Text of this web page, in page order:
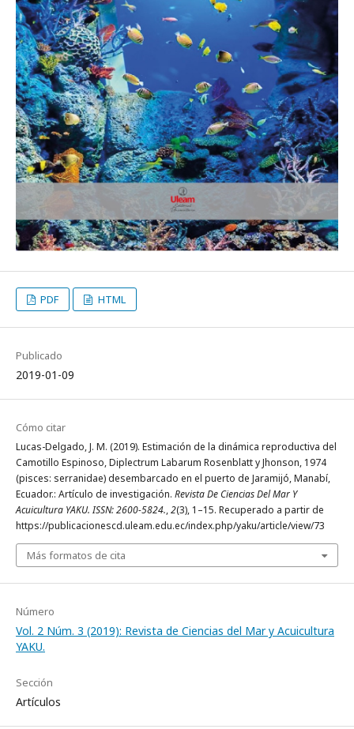
PDF HTML
Publicado
2019-01-09
Cómo citar
Lucas-Delgado, J. M. (2019). Estimación de la dinámica reproductiva del
Camotillo Espinoso, Diplectrum Labarum Rosenblatt y Jhonson, 1974
(pisces: serranidae) desembarcado en el puerto de Jaramijó, Manabí,
Ecuador.: Artículo de investigación. Revista De Ciencias Del Mar Y
Acuicultura YAKU. ISSN: 2600-5824.,2(3), 1–15. Recuperado a partir de
https://publicacionescd.uleam.edu.ec/index.php/yaku/article/view/73
Más formatos de cita
Número
Vol. 2 Núm. 3 (2019): Revista de Ciencias del Mar y Acuicultura
YAKU.
Sección
Artículos